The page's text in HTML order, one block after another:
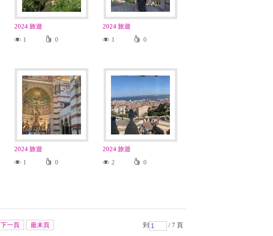
2024 旅遊
1
0
2024 旅遊
1
0
2024 旅遊
1
0
2024 旅遊
2
0
下一頁 最末頁 到 / 7 頁